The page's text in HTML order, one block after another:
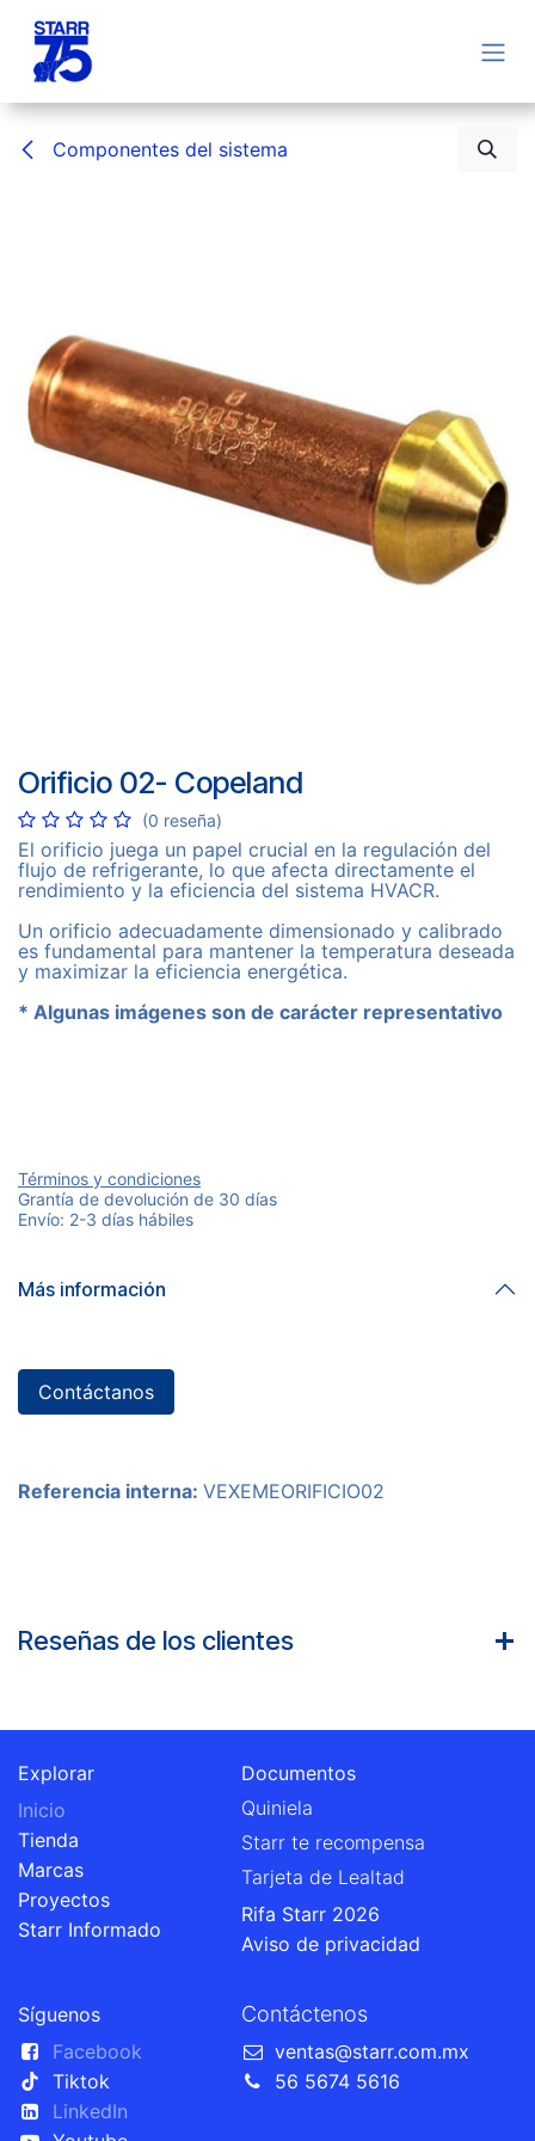
Componentes del sistema
Orificio 02- Copeland
(0 reseña)
El orificio juega un papel crucial en la regulación del
flujo de refrigerante, lo que afecta directamente el
rendimiento y la eficiencia del sistema HVACR.
Un orificio adecuadamente dimensionado y calibrado
es fundamental para mantener la temperatura deseada
y maximizar la eficiencia energética.
* Algunas imágenes son de carácter representativo
Términos y condiciones
Grantía de devolución de 30 días
Envío: 2-3 días hábiles
Más información
Contáctanos
Referencia interna: VEXEMEORIFICIO02
Reseñas de los clientes
Explorar
Inicio
Tienda
Marcas
Proyectos
Starr Informado
Documentos
Quiniela
Starr te recompensa
Tarjeta de Lealtad
Rifa Starr 2026
Aviso de privacidad
Síguenos
Facebook
Tiktok
LinkedIn
Contáctenos
ventas@starr.com.mx
56 5674 5616